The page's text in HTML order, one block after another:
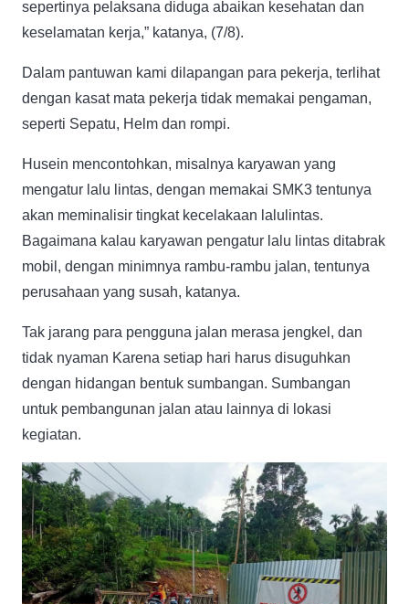
sepertinya pelaksana diduga abaikan kesehatan dan
keselamatan kerja,” katanya, (7/8).
Dalam pantuwan kami dilapangan para pekerja, terlihat
dengan kasat mata pekerja tidak memakai pengaman,
seperti Sepatu, Helm dan rompi.
Husein mencontohkan, misalnya karyawan yang
mengatur lalu lintas, dengan memakai SMK3 tentunya
akan meminalisir tingkat kecelakaan lalulintas.
Bagaimana kalau karyawan pengatur lalu lintas ditabrak
mobil, dengan minimnya rambu-rambu jalan, tentunya
perusahaan yang susah, katanya.
Tak jarang para pengguna jalan merasa jengkel, dan
tidak nyaman Karena setiap hari harus disuguhkan
dengan hidangan bentuk sumbangan. Sumbangan
untuk pembangunan jalan atau lainnya di lokasi
kegiatan.